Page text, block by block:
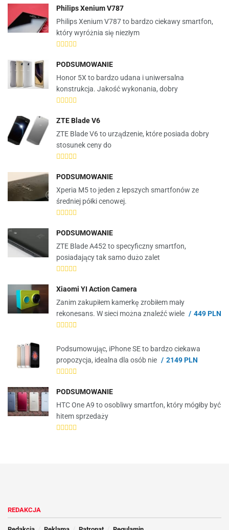
Philips Xenium V787
Philips Xenium V787 to bardzo ciekawy smartfon,
który wyróżnia się niezłym
PODSUMOWANIE
Honor 5X to bardzo udana i uniwersalna
konstrukcja. Jakość wykonania, dobry
ZTE Blade V6
ZTE Blade V6 to urządzenie, które posiada dobry
stosunek ceny do
PODSUMOWANIE
Xperia M5 to jeden z lepszych smartfonów ze
średniej półki cenowej.
PODSUMOWANIE
ZTE Blade A452 to specyficzny smartfon,
posiadający tak samo dużo zalet
Xiaomi YI Action Camera
Zanim zakupiłem kamerkę zrobiłem mały
rekonesans. W sieci można znaleźć wiele
449 PLN
Podsumowując, iPhone SE to bardzo ciekawa
propozycja, idealna dla osób nie
2149 PLN
PODSUMOWANIE
HTC One A9 to osobliwy smartfon, który mógłby być
hitem sprzedaży
REDAKCJA